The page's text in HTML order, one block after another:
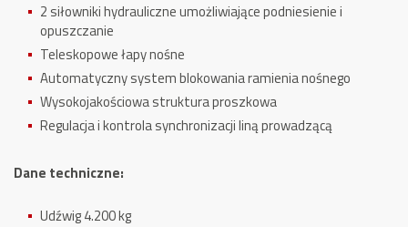
2 siłowniki hydrauliczne umożliwiające podniesienie i
opuszczanie
Teleskopowe łapy nośne
Automatyczny system blokowania ramienia nośnego
Wysokojakościowa struktura proszkowa
Regulacja i kontrola synchronizacji liną prowadzącą
Dane techniczne:
Udźwig 4.200 kg